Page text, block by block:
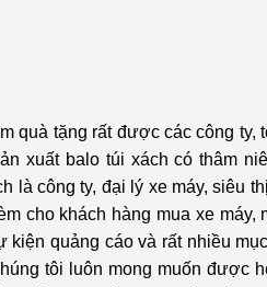
quà tặng rất được các công
xuất balo túi xách có thâm
là công ty, đại lý xe máy, siêu
cho khách hàng mua xe
quảng cáo và rất nhiều
tôi luôn mong muốn được